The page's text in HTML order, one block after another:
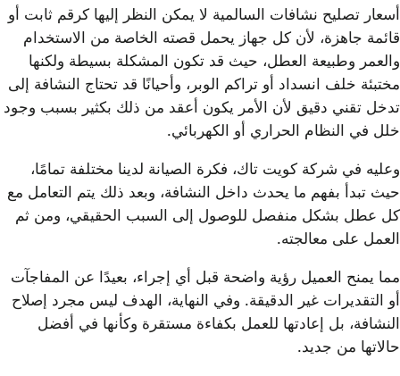
أسعار تصليح نشافات السالمية لا يمكن النظر إليها كرقم ثابت أو
قائمة جاهزة، لأن كل جهاز يحمل قصته الخاصة من الاستخدام
والعمر وطبيعة العطل، حيث قد تكون المشكلة بسيطة ولكنها
مختبئة خلف انسداد أو تراكم الوبر، وأحيانًا قد تحتاج النشافة إلى
تدخل تقني دقيق لأن الأمر يكون أعقد من ذلك بكثير بسبب وجود
خلل في النظام الحراري أو الكهربائي.
وعليه في شركة كويت تاك، فكرة الصيانة لدينا مختلفة تمامًا،
حيث تبدأ بفهم ما يحدث داخل النشافة، وبعد ذلك يتم التعامل مع
كل عطل بشكل منفصل للوصول إلى السبب الحقيقي، ومن ثم
العمل على معالجته.
مما يمنح العميل رؤية واضحة قبل أي إجراء، بعيدًا عن المفاجآت
أو التقديرات غير الدقيقة. وفي النهاية، الهدف ليس مجرد إصلاح
النشافة، بل إعادتها للعمل بكفاءة مستقرة وكأنها في أفضل
حالاتها من جديد.